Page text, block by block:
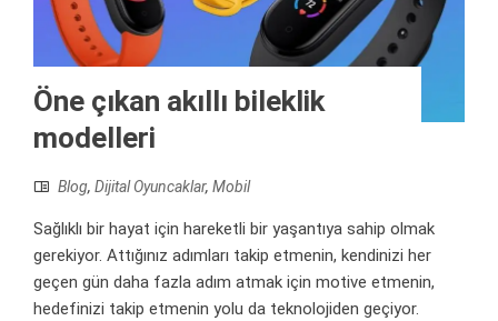
Öne çıkan akıllı bileklik
modelleri
Blog, Dijital Oyuncaklar, Mobil
Sağlıklı bir hayat için hareketli bir yaşantıya sahip olmak
gerekiyor. Attığınız adımları takip etmenin, kendinizi her
geçen gün daha fazla adım atmak için motive etmenin,
hedefinizi takip etmenin yolu da teknolojiden geçiyor.